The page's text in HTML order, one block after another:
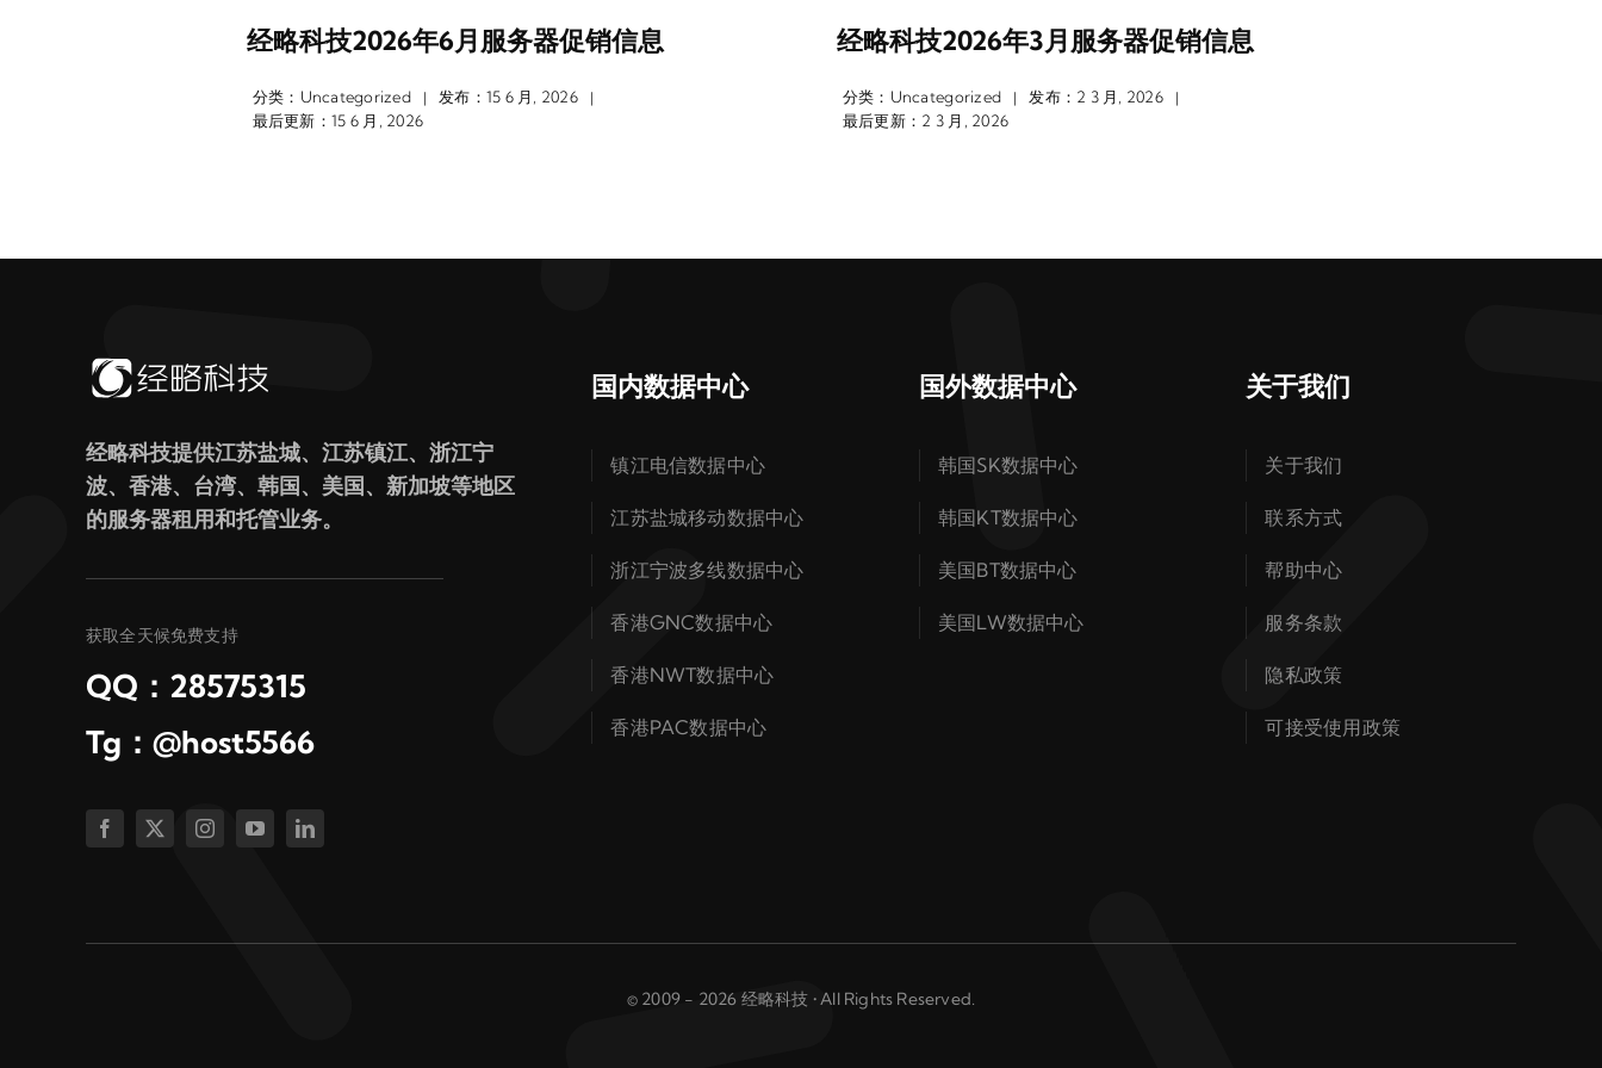
经略科技2026年6月服务器促销信息
分类： Uncategorized | 发布：15 6 月, 2026
|
最后更新：15 6 月, 2026
经略科技2026年3月服务器促销信息
分类： Uncategorized | 发布：2 3 月, 2026
|
最后更新：2 3 月, 2026
经略科技提供江苏盐城、江苏镇江、浙江宁
波、香港、台湾、韩国、美国、新加坡等地区
的服务器租用和托管业务。
获取全天候免费支持
QQ：28575315
Tg：@host5566
国内数据中心
镇江电信数据中心
江苏盐城移动数据中心
浙江宁波多线数据中心
香港GNC数据中心
香港NWT数据中心
香港PAC数据中心
国外数据中心
韩国SK数据中心
韩国KT数据中心
美国BT数据中心
美国LW数据中心
关于我们
关于我们
联系方式
帮助中心
服务条款
隐私政策
可接受使用政策
© 2009 - 2026 经略科技 • All Rights Reserved.